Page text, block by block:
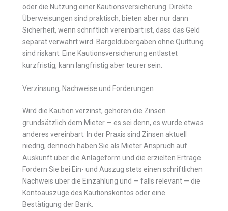
oder die Nutzung einer Kautionsversicherung. Direkte
Überweisungen sind praktisch, bieten aber nur dann
Sicherheit, wenn schriftlich vereinbart ist, dass das Geld
separat verwahrt wird. Bargeldübergaben ohne Quittung
sind riskant. Eine Kautionsversicherung entlastet
kurzfristig, kann langfristig aber teurer sein.
Verzinsung, Nachweise und Forderungen
Wird die Kaution verzinst, gehören die Zinsen
grundsätzlich dem Mieter — es sei denn, es wurde etwas
anderes vereinbart. In der Praxis sind Zinsen aktuell
niedrig, dennoch haben Sie als Mieter Anspruch auf
Auskunft über die Anlageform und die erzielten Erträge.
Fordern Sie bei Ein- und Auszug stets einen schriftlichen
Nachweis über die Einzahlung und — falls relevant — die
Kontoauszüge des Kautionskontos oder eine
Bestätigung der Bank.